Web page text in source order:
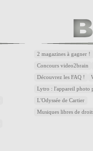
2 magazines à gagner !
Concours video2brain
Découvrez les FAQ !
Lytro : l'appareil photo
L'Odyssée de Cartier
Musiques libres de